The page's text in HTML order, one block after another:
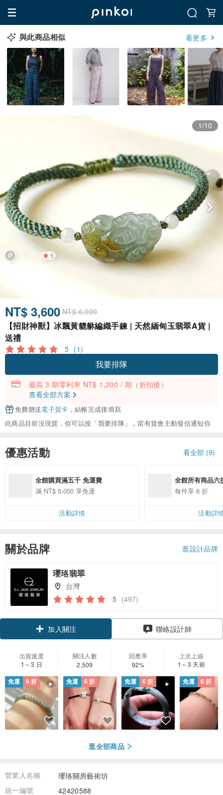
與此商品相似 看更多
1/10
5
NT$ 3,600 NT$ 6,000
【招財神獸】冰飄黃貔貅編織手鍊 | 天然緬甸玉翡翠A貨 |
送禮
5 (1)
我要排隊
最高 3 期零利率 NT$ 1,200 / 期 （折扣後）
查看全部方案
免費贈送電子賀卡 ，結帳完成後填寫
此商品目前沒現貨，你可以按「我要排隊」，當有貨會主動發信通知你
優惠活動 看全部 (9)
全館購買滿五千 免運費
滿 NT$ 5,000 享免運
活動詳情
全館所有商品六
每件享 6 折
活動詳
關於品牌 逛設計品牌
瓔珞翡翠
台灣
5 (497)
加入關注
聯絡設計師
出貨速度
1～3 日
關注人數
2,509
回應率
92%
上次上線
1～3 天前
免運 6 折 免運 6 折 免運 6 折 免運 6 折
逛全部商品
營業人名稱
瓔珞關房藝術坊
統一編號
42420588